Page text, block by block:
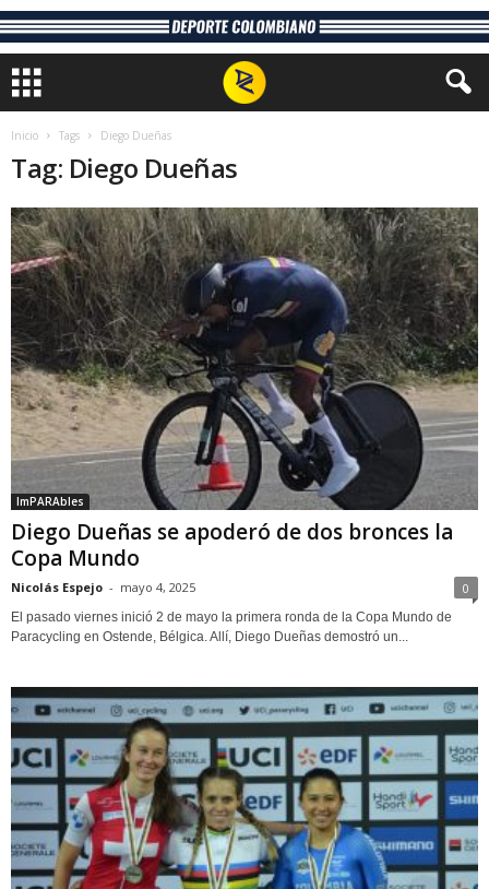
Inicio Tags Diego Dueñas
Tag: Diego Dueñas
ImPARAbles
Diego Dueñas se apoderó de dos bronces la
Copa Mundo
Nicolás Espejo - mayo 4, 2025 0
El pasado viernes inició 2 de mayo la primera ronda de la Copa Mundo de
Paracycling en Ostende, Bélgica. Allí, Diego Dueñas demostró un...